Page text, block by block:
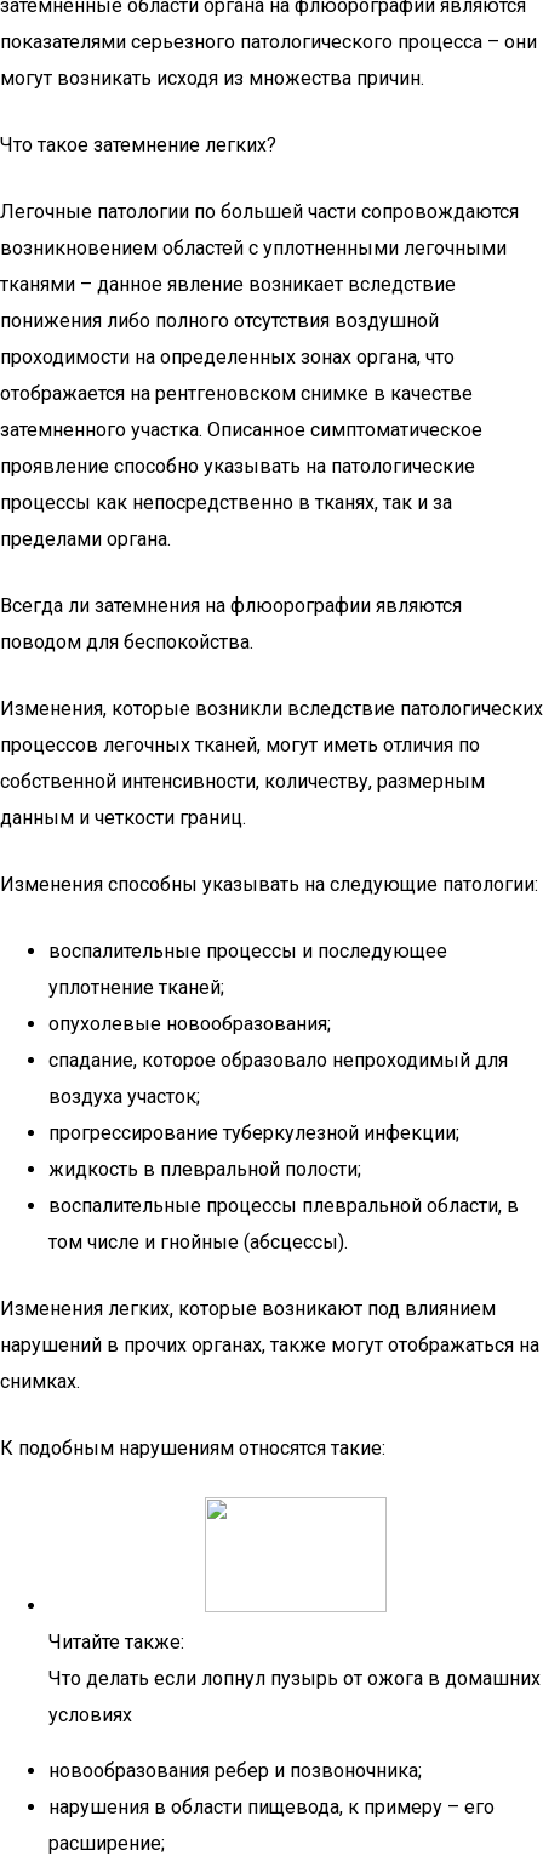
затемненные области органа на флюорографии являются
показателями серьезного патологического процесса – они
могут возникать исходя из множества причин.
Что такое затемнение легких?
Легочные патологии по большей части сопровождаются
возникновением областей с уплотненными легочными
тканями – данное явление возникает вследствие
понижения либо полного отсутствия воздушной
проходимости на определенных зонах органа, что
отображается на рентгеновском снимке в качестве
затемненного участка. Описанное симптоматическое
проявление способно указывать на патологические
процессы как непосредственно в тканях, так и за
пределами органа.
Всегда ли затемнения на флюорографии являются
поводом для беспокойства.
Изменения, которые возникли вследствие патологических
процессов легочных тканей, могут иметь отличия по
собственной интенсивности, количеству, размерным
данным и четкости границ.
Изменения способны указывать на следующие патологии:
воспалительные процессы и последующее
уплотнение тканей;
опухолевые новообразования;
спадание, которое образовало непроходимый для
воздуха участок;
прогрессирование туберкулезной инфекции;
жидкость в плевральной полости;
воспалительные процессы плевральной области, в
том числе и гнойные (абсцессы).
Изменения легких, которые возникают под влиянием
нарушений в прочих органах, также могут отображаться на
снимках.
К подобным нарушениям относятся такие:
Читайте также:
Что делать если лопнул пузырь от ожога в домашних
условиях
новообразования ребер и позвоночника;
нарушения в области пищевода, к примеру – его
расширение;